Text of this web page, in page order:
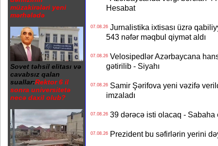
müzakirələri yeni
mərhələdə
Sovet təhsil elitası və
cavabsız qalan
suallar:Rektor 6 il
sonra universitetə
necə daxil olub?
Hesabat
07.08.26Jurnalistika ixtisası üzrə
543 nəfər məqbul qiymət aldı
07.08.26Velosipedlər Azərbaycana
gətirilib - Siyahı
07.08.26Samir Şərifova yeni vəzifə
imzaladı
07.08.2639 dərəcə isti olacaq - Sabaha
07.08.26Prezident bu səfirlərin yerini